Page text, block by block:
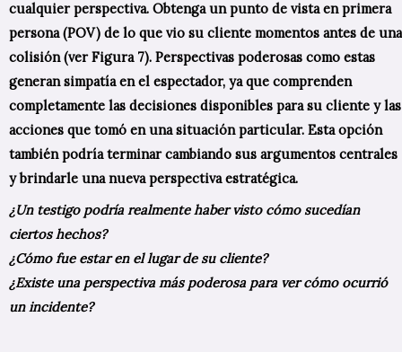
cualquier perspectiva. Obtenga un punto de vista en primera
persona (POV) de lo que vio su cliente momentos antes de una
colisión (ver Figura 7). Perspectivas poderosas como estas
generan simpatía en el espectador, ya que comprenden
completamente las decisiones disponibles para su cliente y las
acciones que tomó en una situación particular. Esta opción
también podría terminar cambiando sus argumentos centrales
y brindarle una nueva perspectivaestratégica.
¿Un testigo podría realmente haber visto cómo sucedían
ciertos hechos?
¿Cómo fue estar en el lugar de su cliente?
¿Existe una perspectiva más poderosa para ver cómo ocurrió
un incidente?